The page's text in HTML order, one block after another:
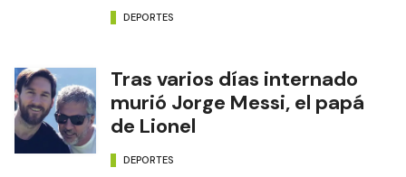
DEPORTES
Tras varios días internado
murió Jorge Messi, el papá
de Lionel
DEPORTES